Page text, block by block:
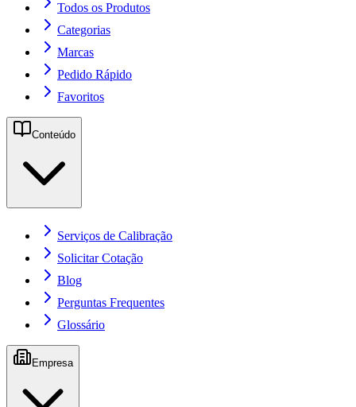
Todos os Produtos
Categorias
Marcas
Pedido Rápido
Favoritos
Conteúdo
Serviços de Calibração
Solicitar Cotação
Blog
Perguntas Frequentes
Glossário
Empresa